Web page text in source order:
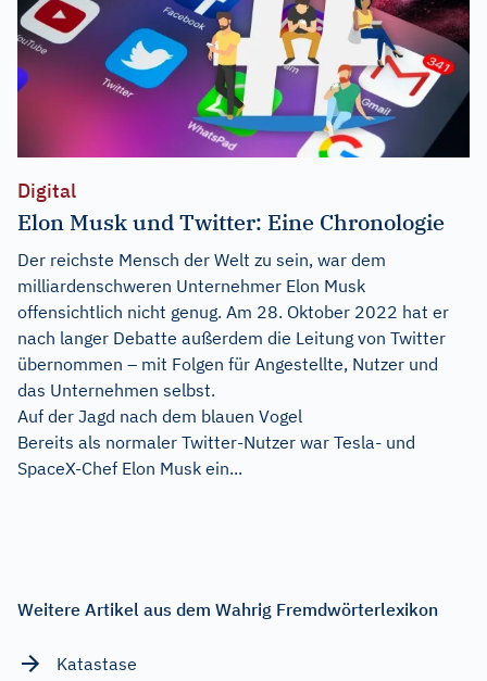
Digital
Elon Musk und Twitter: Eine Chronologie
Der reichste Mensch der Welt zu sein, war dem
milliardenschweren Unternehmer Elon Musk
offensichtlich nicht genug. Am 28. Oktober 2022 hat er
nach langer Debatte außerdem die Leitung von Twitter
übernommen – mit Folgen für Angestellte, Nutzer und
das Unternehmen selbst.
Auf der Jagd nach dem blauen Vogel
Bereits als normaler Twitter-Nutzer war Tesla- und
SpaceX-Chef Elon Musk ein...
Weitere Artikel aus dem Wahrig Fremdwörterlexikon
Katastase